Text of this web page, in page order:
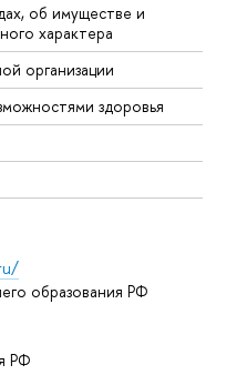
об имуществе и
характера
организации
здоровья
образования РФ
РФ